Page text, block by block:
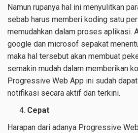
Namun rupanya hal ini menyulitkan
sebab harus memberi koding satu
memudahkan dalam proses aplikasi.
google dan microsof sepakat
maka hal tersebut akan membuat
semakin mudah dalam memberikan
Progressive Web App ini sudah
notifikasi secara aktif dan terkini.
Cepat
Harapan dari adanya Progressive